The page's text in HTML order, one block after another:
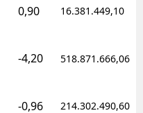
0,90 16.381.449,10
-4,20 518.871.666,06
-0,96 214.302.490,60